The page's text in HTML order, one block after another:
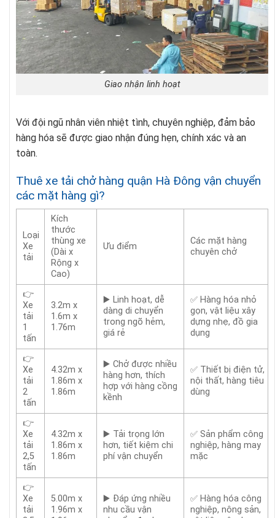
Giao nhận linh hoạt
Với đội ngũ nhân viên nhiệt tình, chuyên nghiệp, đảm bảo
hàng hóa sẽ được giao nhận đúng hẹn, chính xác và an
toàn.
Thuê xe tải chở hàng quận Hà Đông vận chuyển
các mặt hàng gì?
Loại
Xe
tải
Kích
thước
thùng xe
(Dài x
Rộng x
Cao)
Ưu điểm
Các mặt hàng
chuyên chở
👉
Xe
tải
1
tấn
3.2m x
1.6m x
1.76m
▶️ Linh hoạt, dễ
dàng di chuyển
trong ngõ hẻm,
giá rẻ
✅ Hàng hóa nhỏ
gọn, vật liệu xây
dựng nhẹ, đồ gia
dụng
👉
Xe
tải
2
tấn
4.32m x
1.86m x
1.86m
▶️ Chở được nhiều
hàng hơn, thích
hợp với hàng cồng
kềnh
✅ Thiết bị điện tử,
nội thất, hàng tiêu
dùng
👉
Xe
tải
2,5
tấn
4.32m x
1.86m x
1.86m
▶️ Tải trọng lớn
hơn, tiết kiệm chi
phí vận chuyển
✅ Sản phẩm công
nghiệp, hàng may
mặc
👉
Xe
tải
5.00m x
1.96m x
▶️ Đáp ứng nhiều
nhu cầu vận
✅ Hàng hóa công
nghiệp, nông sản,